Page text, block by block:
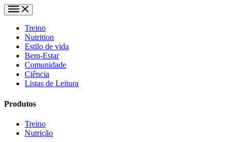
Treino
Nutrition
Estilo de vida
Bem-Estar
Comunidade
Ciência
Listas de Leitura
Produtos
Treino
Nutrição